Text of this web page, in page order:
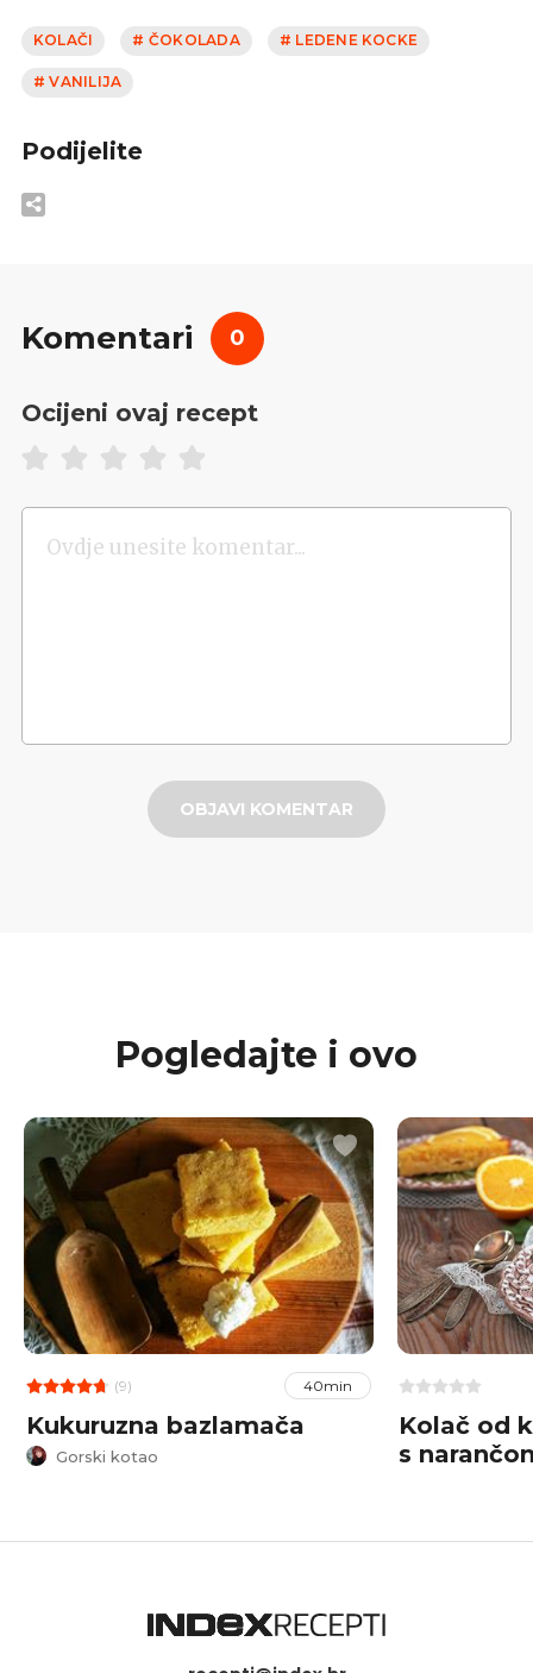
KOLAČI # ČOKOLADA # LEDENE KOCKE
# VANILIJA
Podijelite
Komentari 0
Ocijeni ovaj recept
OBJAVI KOMENTAR
Pogledajte i ovo
(9) 40min
Kukuruzna bazlamača
Gorski kotao
Kolač od
s